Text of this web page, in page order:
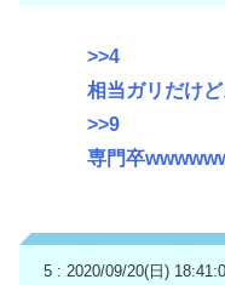
>>4
相当ガリだけ
>>9
専門卒
5 : 2020/09/20(日)